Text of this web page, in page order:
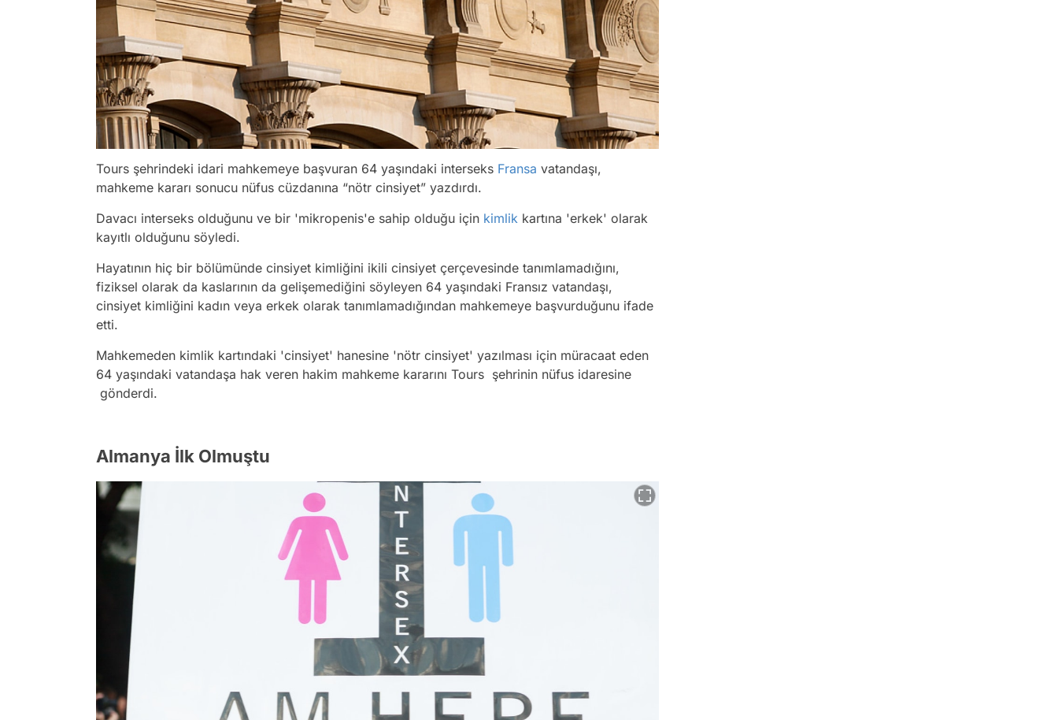
Tours şehrindeki idari mahkemeye başvuran 64 yaşındaki interseks Fransa vatandaşı,
mahkeme kararı sonucu nüfus cüzdanına “nötr cinsiyet” yazdırdı.
Davacı interseks olduğunu ve bir 'mikropenis'e sahip olduğu için kimlik kartına 'erkek' olarak
kayıtlı olduğunu söyledi.
Hayatının hiç bir bölümünde cinsiyet kimliğini ikili cinsiyet çerçevesinde tanımlamadığını,
fiziksel olarak da kaslarının da gelişemediğini söyleyen 64 yaşındaki Fransız vatandaşı,
cinsiyet kimliğini kadın veya erkek olarak tanımlamadığından mahkemeye başvurduğunu ifade
etti.
Mahkemeden kimlik kartındaki 'cinsiyet' hanesine 'nötr cinsiyet' yazılması için müracaat eden
64 yaşındaki vatandaşa hak veren hakim mahkeme kararını Tours şehrinin nüfus idaresine
gönderdi.
Almanya İlk Olmuştu